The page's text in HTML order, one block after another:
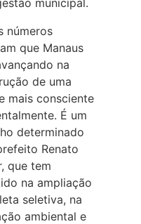
municipal.
números
que Manaus
na
de uma
mais consciente
É um
determinado
Renato
que tem
na ampliação
seletiva, na
ambiental e